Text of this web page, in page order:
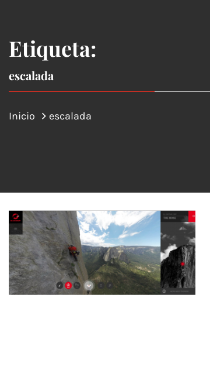
Etiqueta:
escalada
Inicio escalada